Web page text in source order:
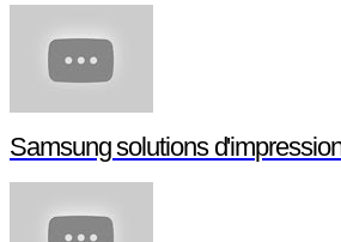
Samsung solutions d'impression --